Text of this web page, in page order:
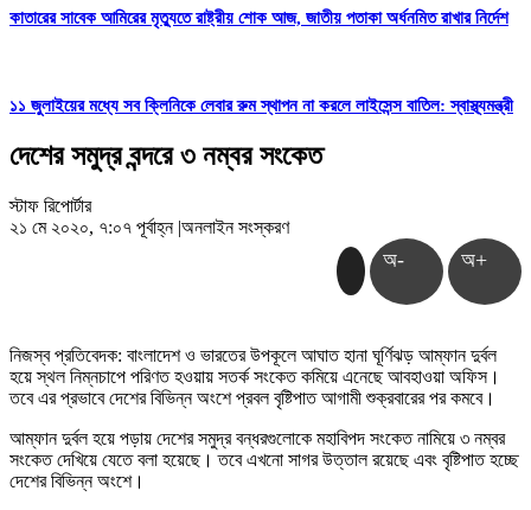
কাতারের সাবেক আমিরের মৃত্যুতে রাষ্ট্রীয় শোক আজ, জাতীয় পতাকা অর্ধনমিত রাখার নির্দেশ
১১ জুলাইয়ের মধ্যে সব ক্লিনিকে লেবার রুম স্থাপন না করলে লাইসেন্স বাতিল: স্বাস্থ্যমন্ত্রী
দেশের সমুদ্র বন্দরে ৩ নম্বর সংকেত
স্টাফ রিপোর্টার
২১ মে ২০২০, ৭:০৭ পূর্বাহ্ন |অনলাইন সংস্করণ
অ- অ+
নিজস্ব প্রতিবেদক: বাংলাদেশ ও ভারতের উপকূলে আঘাত হানা ঘূর্ণিঝড় আম্ফান দুর্বল
হয়ে স্থল নিম্নচাপে পরিণত হওয়ায় সতর্ক সংকেত কমিয়ে এনেছে আবহাওয়া অফিস।
তবে এর প্রভাবে দেশের বিভিন্ন অংশে প্রবল বৃষ্টিপাত আগামী শুক্রবারের পর কমবে।
আম্ফান দুর্বল হয়ে পড়ায় দেশের সমুদ্র বন্ধরগুলোকে মহাবিপদ সংকেত নামিয়ে ৩ নম্বর
সংকেত দেখিয়ে যেতে বলা হয়েছে। তবে এখনো সাগর উত্তাল রয়েছে এবং বৃষ্টিপাত হচ্ছে
দেশের বিভিন্ন অংশে।